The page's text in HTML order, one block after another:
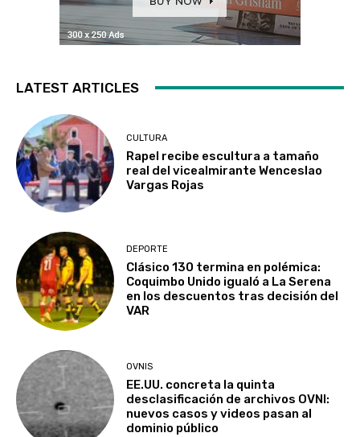
LATEST ARTICLES
CULTURA
Rapel recibe escultura a tamaño
real del vicealmirante Wenceslao
Vargas Rojas
DEPORTE
Clásico 130 termina en polémica:
Coquimbo Unido igualó a La Serena
en los descuentos tras decisión del
VAR
OVNIS
EE.UU. concreta la quinta
desclasificación de archivos OVNI:
nuevos casos y videos pasan al
dominio público